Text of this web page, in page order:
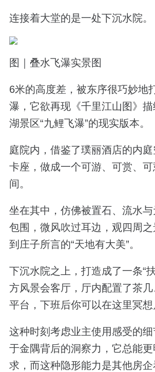
连接着大堂的是一处下沉水院。
图｜叠水飞瀑实景图
6米的高度差，被东序很巧妙地
瀑，它欲再现《千里江山图》
湖景区“九鲤飞瀑”的现实版本。
庭院内，借鉴了璞丽酒店的内
卡座，做成一个可游、可赏、
间。
坐在其中，仿佛被置石、流水
包围，微风吹过耳边，观四周
到庄子所言的“天地有大美”。
下沉水院之上，打造成了一条“
方风景会客厅，厅内配置了茶
平台，下班后你可以在这里冥想
这种时刻考虑业主使用感受的
于金隅背后的洞察力，它总能
求，而这种隐形能力是其他房企